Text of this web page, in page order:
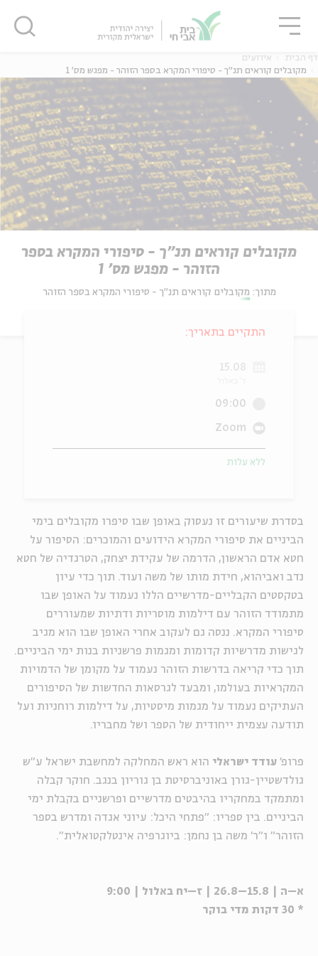
דף הבית
אירועים
מקובלים קוראים תנ"ך - סיפורי המקרא בספר הזוהר - מפגש מס' 1
מקובלים קוראים תנ"ך - סיפורי המקרא בספר
הזוהר - מפגש מס' 1
מתוך: מקובלים קוראים תנ"ך - סיפורי המקרא בספר הזוהר
בסדרת שיעורים זו נעסוק באופן שבו סיפרו מקובלים בימי
הביניים את סיפורי המקרא הידועים והמוכרים: הסיפור על
חטא אדם הראשון, הדרמה של עקידת יצחק, הטרגדיה של חטא
נדב ואביהוא, חידת מותו של משה ועוד. תוך כדי עיון
בטקסטים הקבליים-מדרשיים הללו נעמוד על האופן שבו
מתמודד הזוהר עם דילמות מוסריות ודתיות שמעוררים
סיפורי המקרא. ננסה גם לעקוב אחרי האופן שבו הוא מגיב
לגישות מדרשיות קדומות ומגמות פרשניות בנות ימי הביניים.
תוך כדי קריאה בדרשות הזוהר נעמוד על מקומן של הדמויות
המקראיות בעולמו, ומבעד לגרסאות החדשות של הסיפורים
העתיקים נעמוד על מגמות מיסטיות, על דילמות רוחניות ועל
תודעה עצמית ייחודית של הספר ושל מחבריו.
פרופ' עודד ישראלי הוא ראש המחלקה למחשבת ישראל ע"ש
גולדשטיין-גורן באוניברסיטת בן גוריון בנגב. חוקר קבלה
ומתמקד במחקריו בהיבטים מדרשיים ופרשניים בקבלת ימי
הביניים. בין ספריו: "פתחי היכל: עיוני אגדה ומדרש בספר
הזוהר" ו"ר' משה בן נחמן: ביוגרפיה אינטלקטואלית".
א–ה | 15.8–26.8 | ז–יח באלול | 9:00
* 30 דקות מדי בוקר
התקיים בתאריך:
15.08
09:00
Zoom
ללא עלות
סגור